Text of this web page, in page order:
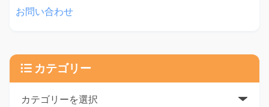
お問い合わせ
カテゴリー